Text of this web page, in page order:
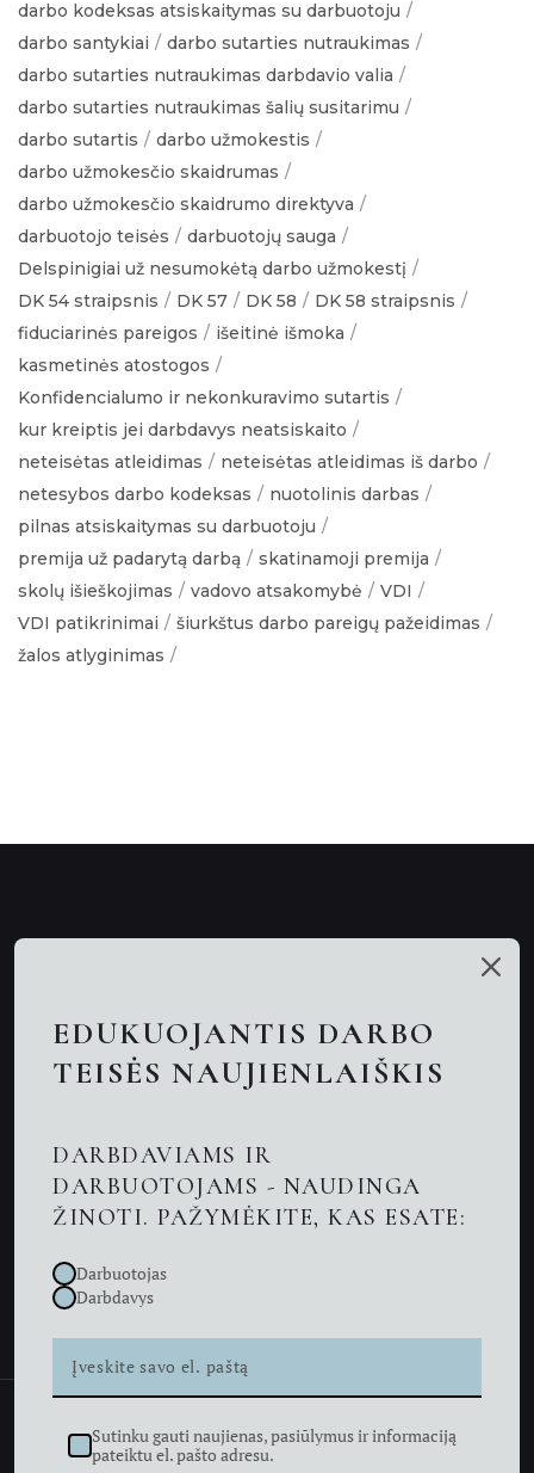
darbo kodeksas atsiskaitymas su darbuotoju
darbo santykiai
darbo sutarties nutraukimas
darbo sutarties nutraukimas darbdavio valia
darbo sutarties nutraukimas šalių susitarimu
darbo sutartis
darbo užmokestis
darbo užmokesčio skaidrumas
darbo užmokesčio skaidrumo direktyva
darbuotojo teisės
darbuotojų sauga
Delspinigiai už nesumokėtą darbo užmokestį
DK 54 straipsnis
DK 57 DK 58
DK 58 straipsnis
fiduciarinės pareigos
išeitinė išmoka
kasmetinės atostogos
Konfidencialumo ir nekonkuravimo sutartis
kur kreiptis jei darbdavys neatsiskaito
neteisėtas atleidimas
neteisėtas atleidimas iš darbo
netesybos darbo kodeksas
nuotolinis darbas
pilnas atsiskaitymas su darbuotoju
premija už padarytą darbą
skatinamoji premija
skolų išieškojimas
vadovo atsakomybė
VDI
VDI patikrinimai
šiurkštus darbo pareigų pažeidimas
žalos atlyginimas
Nuotolinės konsultacijos
Advokatas Kaune
Naujienos
Advokatų profesinė bendrija KIZNĖ LEGAL © 2026
EDUKUOJANTIS DARBO
TEISĖS NAUJIENLAIŠKIS
DARBDAVIAMS IR
DARBUOTOJAMS - NAUDINGA
ŽINOTI. PAŽYMĖKITE, KAS ESATE:
Darbuotojas
Darbdavys
Sutinku gauti naujienas, pasiūlymus ir informaciją
pateiktu el. pašto adresu.